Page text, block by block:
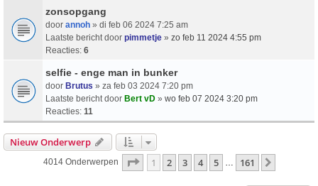
zonsopgang
door annoh » di feb 06 2024 7:25 am
Laatste bericht door pimmetje » zo feb 11 2024 4:55 pm
Reacties: 6
selfie - enge man in bunker
door Brutus » za feb 03 2024 7:20 pm
Laatste bericht door Bert vD » wo feb 07 2024 3:20 pm
Reacties: 11
Nieuw Onderwerp
4014 Onderwerpen Pagina Van161
1 2 3 4 5 161